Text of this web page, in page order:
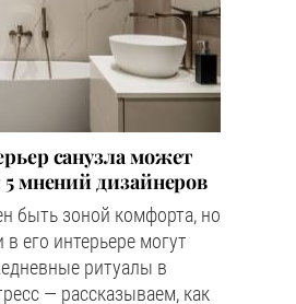
санузла может
мнений дизайнеров
быть зоной комфорта, но
его интерьере могут
ритуалы в
— рассказываем, как